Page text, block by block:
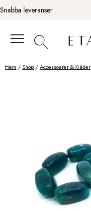
Fortsätt
till
Snabba leveranser
Hem /Shop /Accessoarer & Kläder